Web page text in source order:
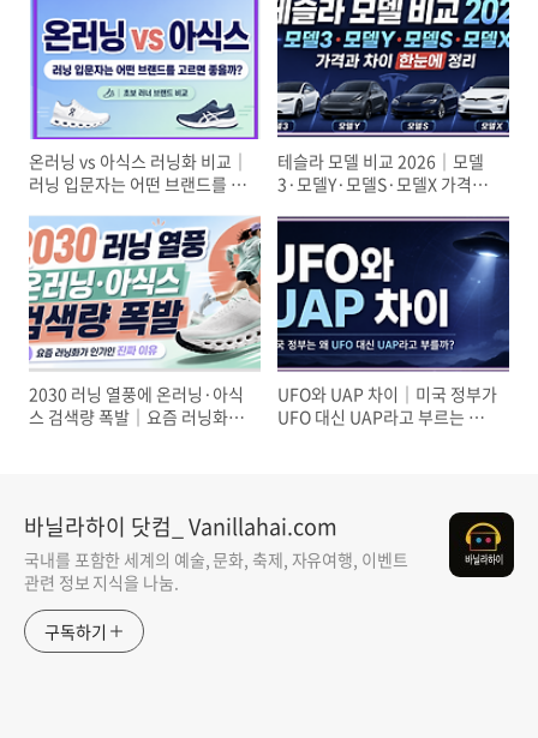
온러닝 vs 아식스 러닝화 비교｜
러닝 입문자는 어떤 브랜드를 고
테슬라 모델 비교 2026｜모델
3·모델Y·모델S·모델X 가격과
2030 러닝 열풍에 온러닝·아식
스 검색량 폭발｜요즘 러닝화가
UFO와 UAP 차이｜미국 정부가
UFO 대신 UAP라고 부르는 진
바닐라하이 닷컴_ Vanillahai.com
국내를 포함한 세계의 예술, 문화, 축제, 자유여행, 이벤트
관련 정보 지식을 나눔.
구독하기